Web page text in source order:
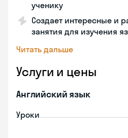
ученику
Создает интересные и
занятия для изучения
Читать дальше
Услуги и цены
Английский язык
Уроки